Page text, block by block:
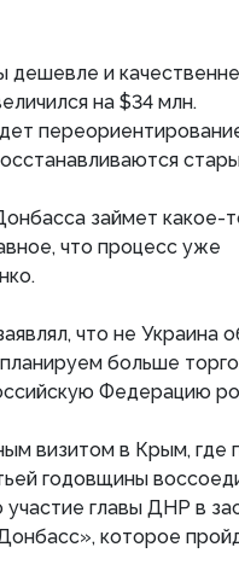
дешевле и
на $34 млн.
займет какое-
что процесс уже
что не Украина
больше
Федерацию
визитом в Крым, где
годовщины
главы ДНР в
которое